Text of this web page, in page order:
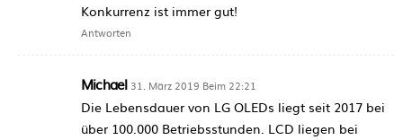
Konkurrenz ist immer gut!
Antworten
Michael 31. März 2019 Beim 22:21
Die Lebensdauer von LG OLEDs liegt seit 2017 bei
über 100.000 Betriebsstunden. LCD liegen bei